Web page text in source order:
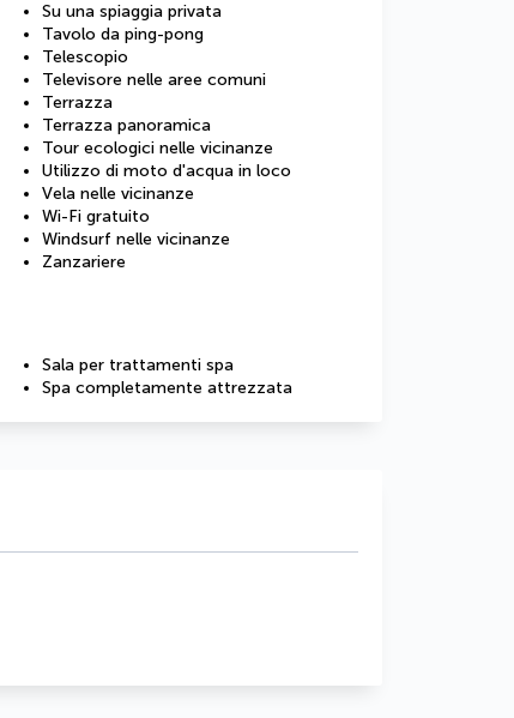
Su una spiaggia privata
Tavolo da ping-pong
Telescopio
Televisore nelle aree comuni
Terrazza
Terrazza panoramica
Tour ecologici nelle vicinanze
Utilizzo di moto d'acqua in loco
Vela nelle vicinanze
Wi-Fi gratuito
Windsurf nelle vicinanze
Zanzariere
Sala per trattamenti spa
Spa completamente attrezzata